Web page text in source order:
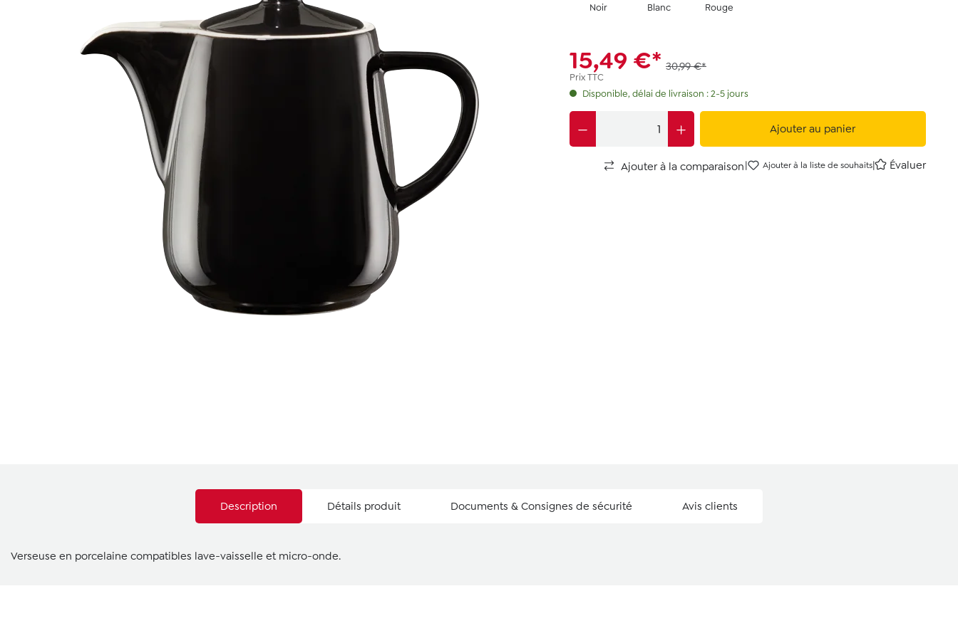
Noir Blanc Rouge
15,49 €* 30,99 €*
Prix TTC
Disponible, délai de livraison : 2-5 jours
Ajouter au panier
Ajouter à la comparaison| Ajouter à la liste de souhaits| Évaluer
Description Détails produit Documents & Consignes de sécurité Avis clients
Verseuse en porcelaine compatibles lave-vaisselle et micro-onde.